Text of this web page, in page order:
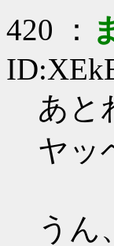
420 ：
あと
ヤッ
うん